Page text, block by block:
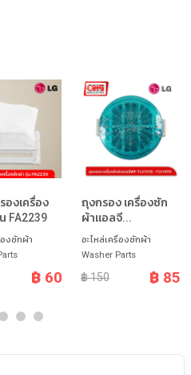
องเครื่อง
FA2239
องซักผ้า
฿ 60
ถุงกรอง เครื่องซัก
ผ้าแอลจี...
อะไหล่เครื่องซักผ้า
Washer Parts
฿ 150 ฿ 85